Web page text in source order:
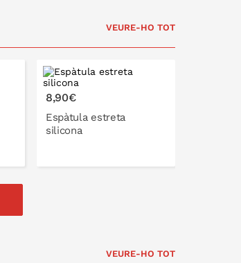
VEURE-HO TOT
8,90€
Espàtula estreta
silicona
VEURE-HO TOT